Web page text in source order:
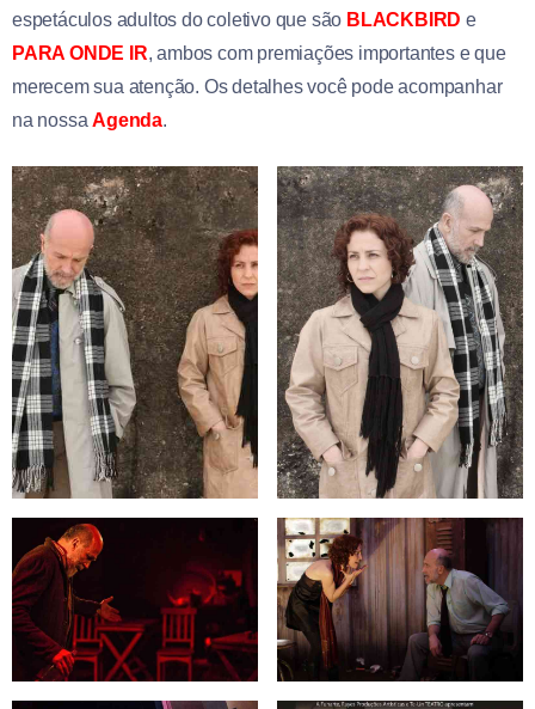
espetáculos adultos do coletivo que são BLACKBIRD e
PARA ONDE IR, ambos com premiações importantes e que
merecem sua atenção. Os detalhes você pode acompanhar
na nossaAgenda.